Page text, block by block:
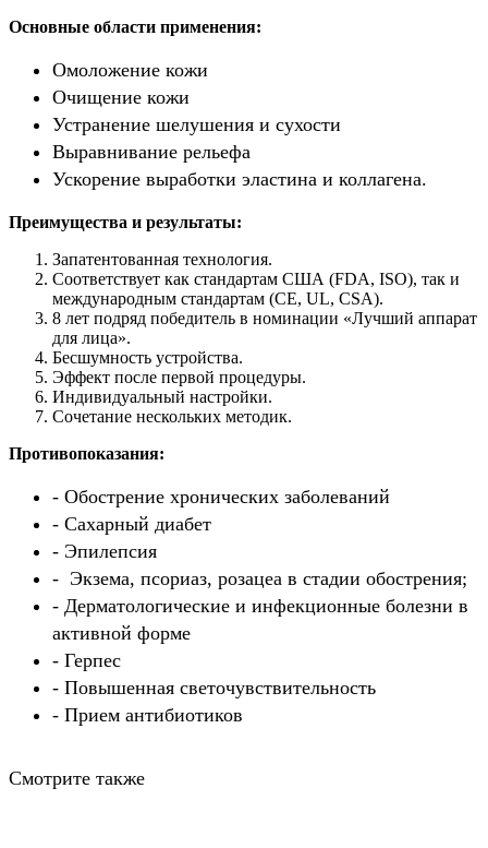
Основные области применения:
Омоложение кожи
Очищение кожи
Устранение шелушения и сухости
Выравнивание рельефа
Ускорение выработки эластина и коллагена.
Преимущества и результаты:
Запатентованная технология.
Соответствует как стандартам США (FDA, ISO), так и
международным стандартам (CE, UL, CSA).
8 лет подряд победитель в номинации «Лучший аппарат
для лица».
Бесшумность устройства.
Эффект после первой процедуры.
Индивидуальный настройки.
Сочетание нескольких методик.
Противопоказания:
- Обострение хронических заболеваний
- Сахарный диабет
- Эпилепсия
- Экзема, псориаз, розацеа в стадии обострения;
- Дерматологические и инфекционные болезни в
активной форме
- Герпес
- Повышенная светочувствительность
- Прием антибиотиков
Смотрите также